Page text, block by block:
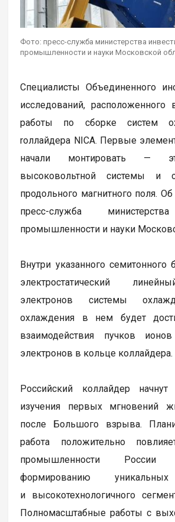
Фото: пресс-служба министерства
промышленности и науки Московской
Специалисты Объединенного
исследований, расположенного
работы по сборке систем
rоллайдера NICA. Первые
начали монтировать —
высоковольтной системы и
продольного магнитного поля.
пресс-служба
промышленности и науки
Внутри указанного семитонного
электростатический
электронов системы
охлаждения в нем будет
взаимодействия пучков
электронов в кольце коллайдера.
Российский коллайдер
изучения первых мгновений
после Большого взрыва.
работа положительно
промышленности
формированию
и высокотехнологичного
Полномасштабные работы с